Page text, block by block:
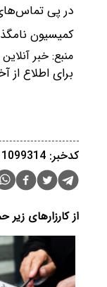
در پی
کمیسیون
منبع: خبر آنلاین
برای اطلاع از
کدخبر: 1099314
از کارزارهای زیر